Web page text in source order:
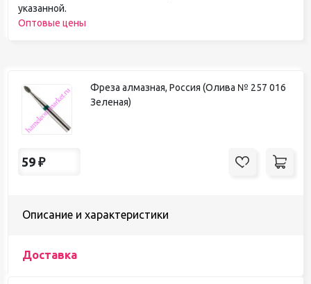
указанной.
Оптовые цены
Фреза алмазная, Россия (Олива № 257 016
Зеленая)
59 ₽
Описание и характеристики
Доставка